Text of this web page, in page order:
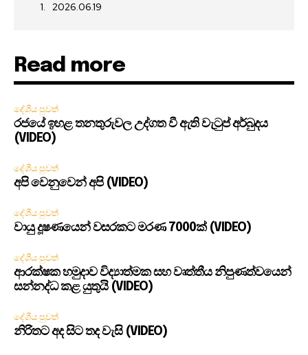
2026.06.19
Read more
දේශීය පුවත්
රජයේ ඉහළ තනතුරුවල උද්ගත වී ඇති වැටුප් අර්බුදය
(VIDEO)
දේශීය පුවත්
අපි වෙනුවෙන් අපි (VIDEO)
දේශීය පුවත්
වායු දූෂණයෙන් වසරකට මරණ 7000ක් (VIDEO)
දේශීය පුවත්
ආරක්ෂක හමුදාව විද්‍යාත්මක සහ වෘත්තීය නිපුණත්වයෙන්
සන්නද්ධ කළ යුතුයි (VIDEO)
දේශීය පුවත්
නිරිතට අද සිට තද වැසි (VIDEO)